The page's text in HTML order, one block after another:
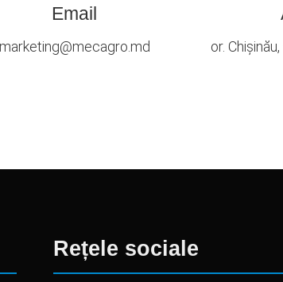
Email
marketing@mecagro.md
or.
Rețele sociale